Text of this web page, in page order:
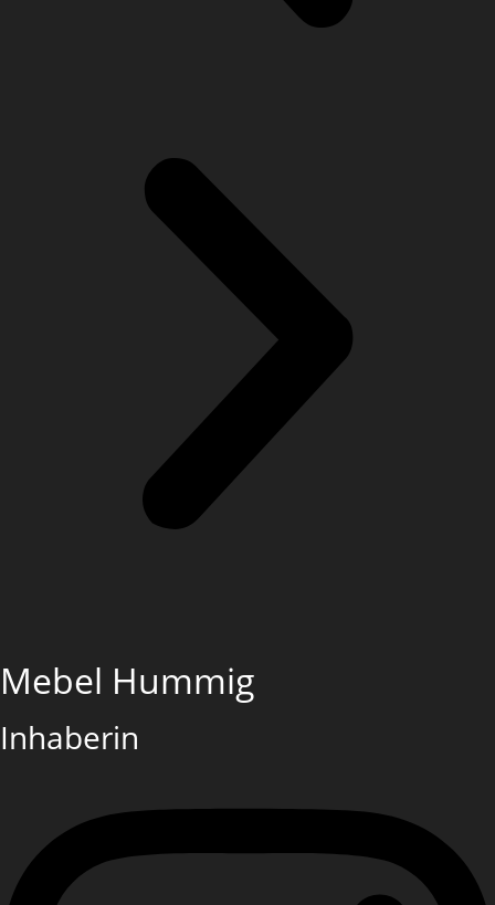
Mebel Hummig
Inhaberin